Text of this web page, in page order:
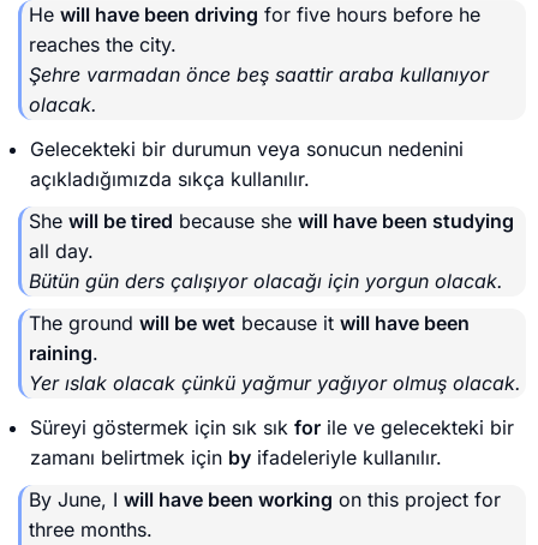
He will have been driving for five hours before he
reaches the city.
Şehre varmadan önce beş saattir araba kullanıyor
olacak.
Gelecekteki bir durumun veya sonucun nedenini
açıkladığımızda sıkça kullanılır.
She will be tired because she will have been studying
all day.
Bütün gün ders çalışıyor olacağı için yorgun olacak.
The ground will be wet because it will have been
raining.
Yer ıslak olacak çünkü yağmur yağıyor olmuş olacak.
Süreyi göstermek için sık sık for ile ve gelecekteki bir
zamanı belirtmek için by ifadeleriyle kullanılır.
By June, I will have been working on this project for
three months.